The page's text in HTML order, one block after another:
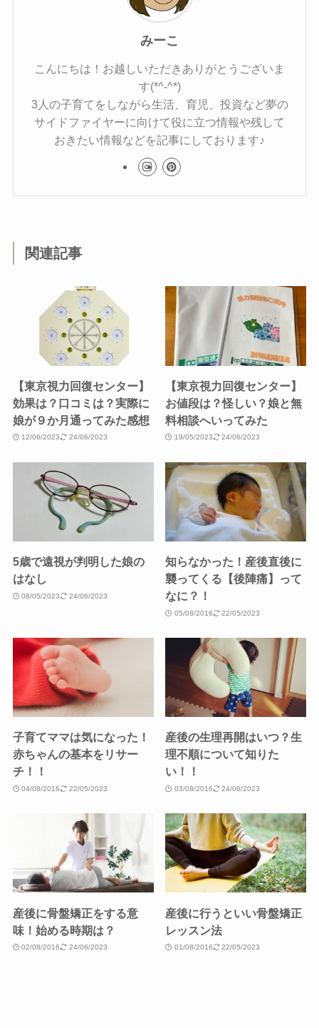
みーこ
こんにちは！お越しいただきありがとうございま
す(*^-^*)
3人の子育てをしながら生活、育児、投資など夢の
サイドファイヤーに向けて役に立つ情報や残して
おきたい情報などを記事にしております♪
関連記事
【東京視力回復センター】
効果は？口コミは？実際に
娘が９か月通ってみた感想
12/06/2023 24/06/2023
【東京視力回復センター】
お値段は？怪しい？娘と無
料相談へいってみた
19/05/2023 24/06/2023
5歳で遠視が判明した娘の
はなし
08/05/2023 24/06/2023
知らなかった！産後直後に
襲ってくる【後陣痛】って
なに？！
05/08/2016 22/05/2023
子育てママは気になった！
赤ちゃんの基本をリサー
チ！！
04/08/2016 22/05/2023
産後の生理再開はいつ？生
理不順について知りた
い！！
03/08/2016 24/06/2023
産後に骨盤矯正をする意
味！始める時期は？
02/08/2016 24/06/2023
産後に行うといい骨盤矯正
レッスン法
01/08/2016 22/05/2023